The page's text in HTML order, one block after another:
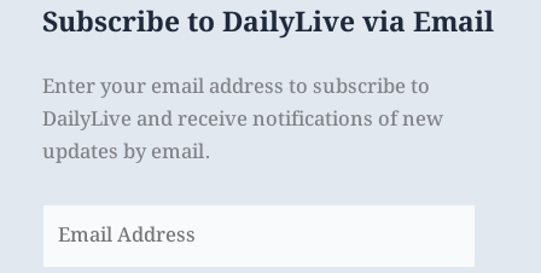
Subscribe to DailyLive via Email
Enter your email address to subscribe to
DailyLive and receive notifications of new
updates by email.
Address